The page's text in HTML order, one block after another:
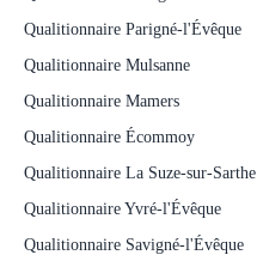
Qualitionnaire Parigné-l'Évêque
Qualitionnaire Mulsanne
Qualitionnaire Mamers
Qualitionnaire Écommoy
Qualitionnaire La Suze-sur-Sarthe
Qualitionnaire Yvré-l'Évêque
Qualitionnaire Savigné-l'Évêque